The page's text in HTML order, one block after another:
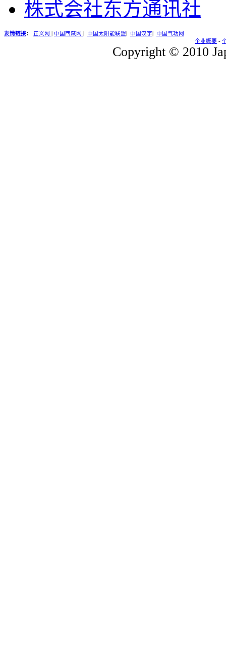
株式会社东方通讯社
友情链接： 正义网 中国西藏网 中国太阳能联盟 中国汉字
中国气功网
企业概要 -
Copyright © 2010